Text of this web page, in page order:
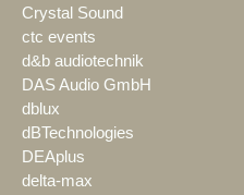
Crystal Sound
ctc events
d&b audiotechnik
DAS Audio GmbH
dblux
dBTechnologies
DEAplus
delta-max